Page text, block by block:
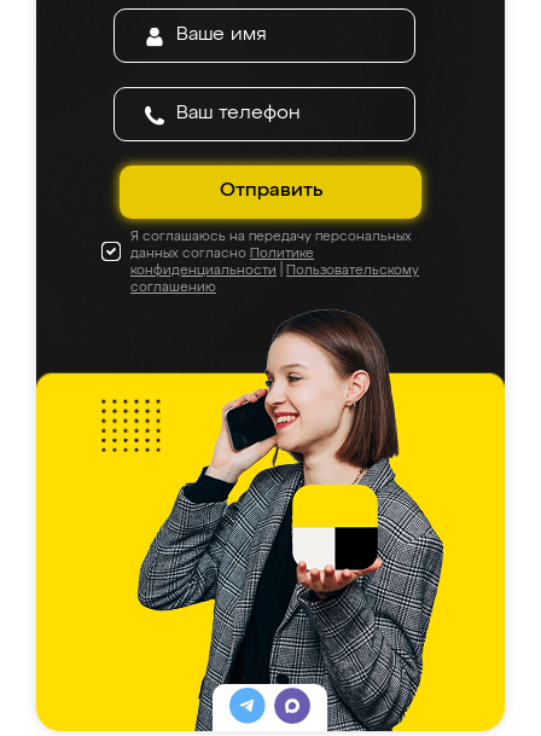
Отправить
Я соглашаюсь на передачу персональных
данных согласно Политике
конфиденциальности
Пользовательскому
соглашению